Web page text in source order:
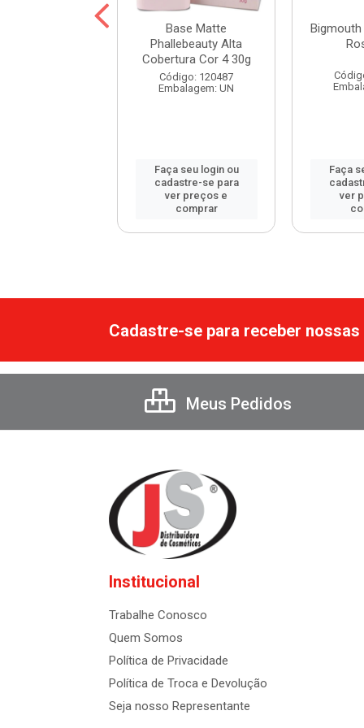
Base Matte
Phallebeauty Alta
Cobertura Cor 4 30g
Código: 120487
Embalagem: UN
Faça seu login ou
cadastre-se para
ver preços e
comprar
Bigmouth
Faça
ver
Cadastre-se para receber
Meus Pedidos
Institucional
Trabalhe Conosco
Quem Somos
Política de Privacidade
Política de Troca e Devolução
Seja nosso Representante